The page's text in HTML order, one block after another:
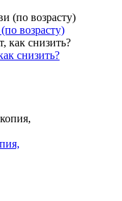
возрасту)
снизить?